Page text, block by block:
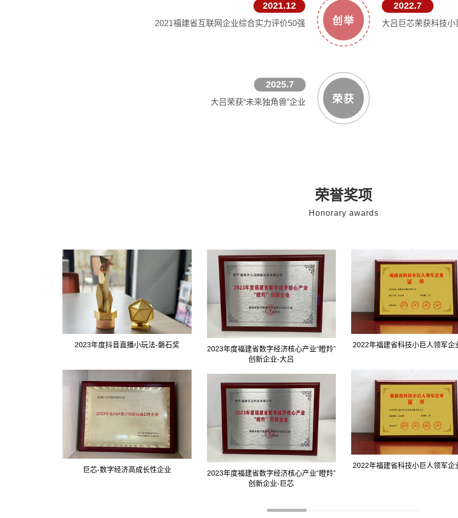
2021.12
2021福建省互联网企业综合实力评价50强 创举
2022.7
大吕巨芯荣获科技
2025.7
大吕荣获“未来独角兽”企业 荣获
荣誉奖项
Honorary awards
2023年度抖音直播小玩法-磐石奖
巨芯-数字经济高成长性企业
2023年度福建省数字经济核心产业“瞪羚”
创新企业-大吕
2023年度福建省数字经济核心产业“瞪羚”
创新企业-巨芯
2022年福建省科技小巨人领军企
2022年福建省科技小巨人领军企